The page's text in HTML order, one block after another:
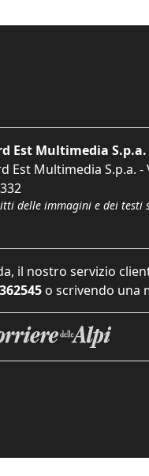
Est Multimedia S.p.a.
Est Multimedia S.p.a. -
delle immagini e dei testi
il nostro servizio
o scrivendo una